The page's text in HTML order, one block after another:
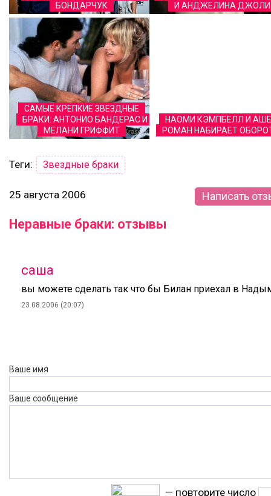
БОНДАРЧУК
И АНДЖЕЛИНА ДЖОЛИ
САМЫЕ КРЕПКИЕ ЗВЕЗДНЫЕ
БРАКИ: АНТОНИО БАНДЕРАС И
МЕЛАНИ ГРИФФИТ
НАОМИ КЭМПБЕЛЛ И
РОМАН НАБИРАЕТ
Теги: Звездные браки
25 августа 2006 Написать
Неравные браки: отзывы
саша
вы можете сделать так что бы Билан приехал в
23.08.2006 (20:07)
Ваше имя
Ваше сообщение
— повторите число